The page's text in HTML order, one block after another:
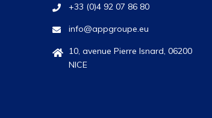
+33 (0)4 92 07 86 80
info@appgroupe.eu
10, avenue Pierre Isnard, 06200
NICE